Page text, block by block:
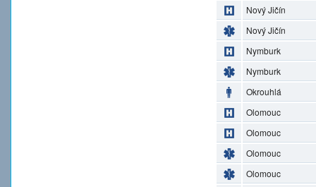
Nový Jičín
Nový Jičín
Nymburk
Nymburk
Okrouhlá
Olomouc
Olomouc
Olomouc
Olomouc